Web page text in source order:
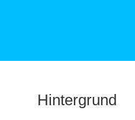
Hintergrund